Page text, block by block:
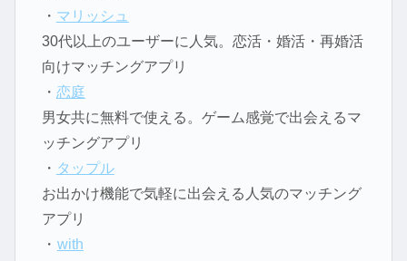
・ マリッシュ
30代以上のユーザーに人気。恋活・婚活・再婚活
向けマッチングアプリ
・ 恋庭
男女共に無料で使える。ゲーム感覚で出会えるマ
ッチングアプリ
・ タップル
お出かけ機能で気軽に出会える人気のマッチング
アプリ
・ with